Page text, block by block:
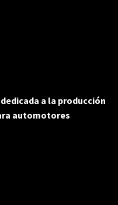
a la producción
automotores